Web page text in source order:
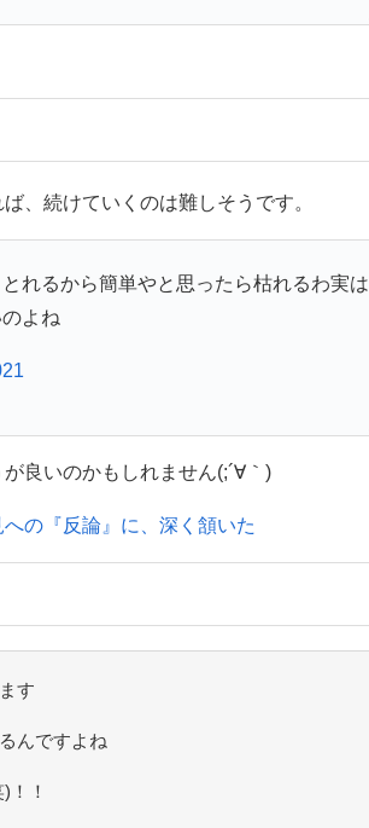
、続けていくのは難しそうです。
れるから簡単やと思ったら枯れるわ実は
よね
良いのかもしれません(;´∀｀)
の『反論』に、深く頷いた
す
んですよね
！！